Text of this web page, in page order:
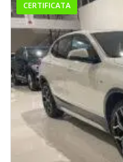
CERTIFICATA